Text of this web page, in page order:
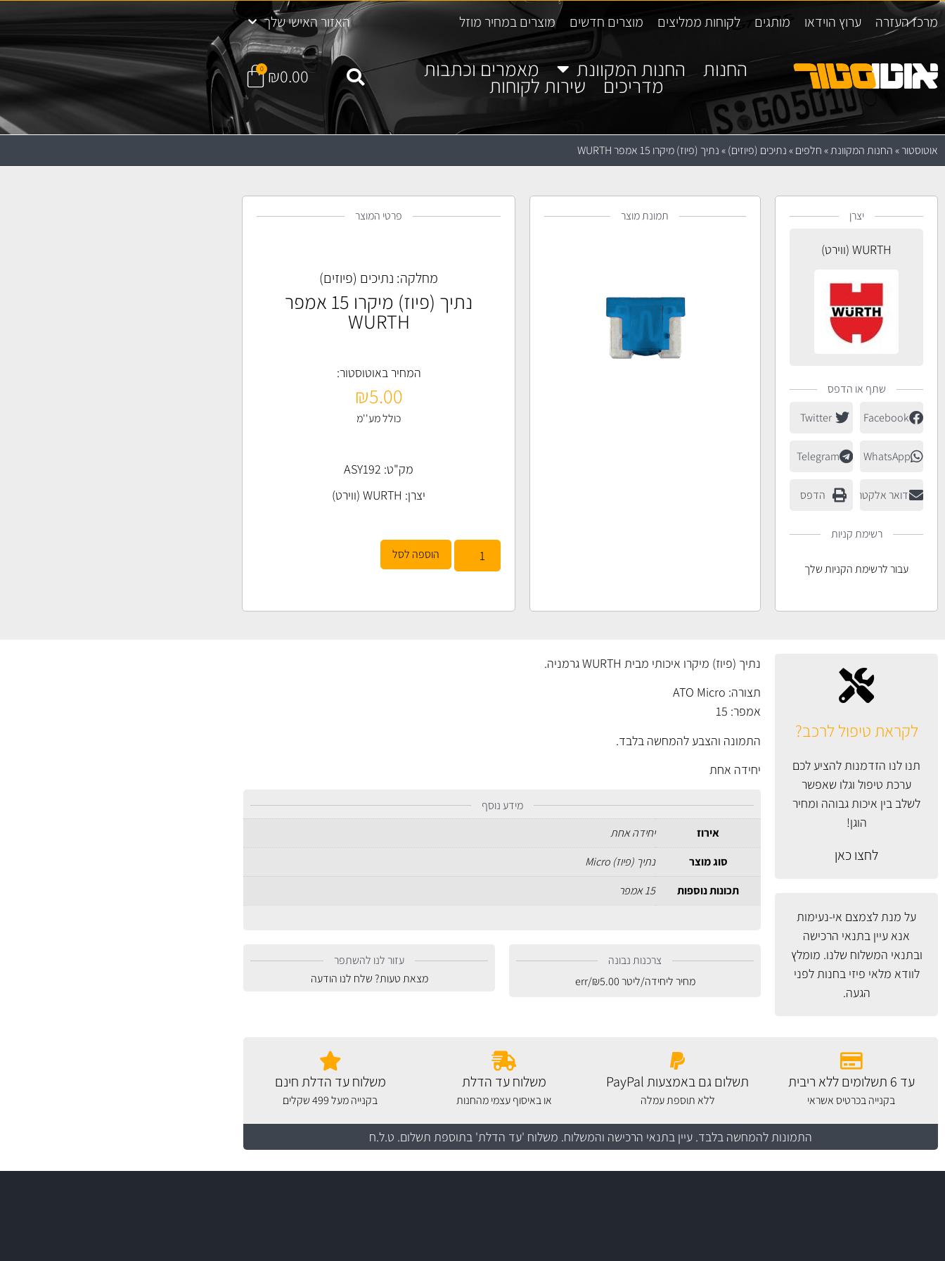
מרכז העזרה ערוץ הוידאו מותגים לקוחות ממליצים מוצרים חדשים מוצרים במחיר מוזל האזור האישי שלך
החנות החנות המקוונת מאמרים וכתבות
מדריכים שירות לקוחות ₪0.00
0
אוטוסטור»החנות המקוונת»חלפים»נתיכים (פיוזים)»נתיך (פיוז) מיקרו 15 אמפר WURTH
יצרן
WURTH (ווירט)
שתף או הדפס
Facebook
Twitter
WhatsApp
Telegram
דואר אלקטרוני הדפס
רשימת קניות
עבור לרשימת הקניות שלך
תמונת מוצר פרטי המוצר
מחלקה: נתיכים (פיוזים)
נתיך (פיוז) מיקרו 15 אמפר
WURTH
המחיר באוטוסטור:
₪5.00
כולל מע''מ
מק"ט: ASY192
יצרן: WURTH (ווירט)
הוספה לסל
לקראת טיפול לרכב?
תנו לנו הזדמנות להציע לכם
ערכת טיפול וגלו שאפשר
לשלב בין איכות גבוהה ומחיר
הוגן!
לחצו כאן
על מנת לצמצם אי-נעימות
אנא עיין בתנאי הרכישה
ובתנאי המשלוח שלנו. מומלץ
לוודא מלאי פיזי בחנות לפני
הגעה.
נתיך (פיוז) מיקרו איכותי מבית WURTH גרמניה.
תצורה: ATO Micro
אמפר: 15
התמונה והצבע להמחשה בלבד.
יחידה אחת
מידע נוסף
אירוז
יחידה אחת
סוג מוצר
נתיך (פיוז) Micro
תכונות נוספות
15 אמפר
צרכנות נבונה
מחיר ליחידה/ליטר
₪5.00
/err
עזור לנו להשתפר
מצאת טעות? שלח לנו הודעה
עד 6 תשלומים ללא ריבית
בקנייה בכרטיס אשראי
תשלום גם באמצעות PayPal
ללא תוספת עמלה
משלוח עד הדלת
או באיסוף עצמי מהחנות
משלוח עד הדלת חינם
בקנייה מעל 499 שקלים
התמונות להמחשה בלבד. עיין בתנאי הרכישה והמשלוח. משלוח 'עד הדלת' בתוספת תשלום. ט.ל.ח